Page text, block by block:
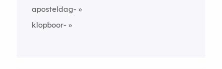
aposteldag-
klopboor-